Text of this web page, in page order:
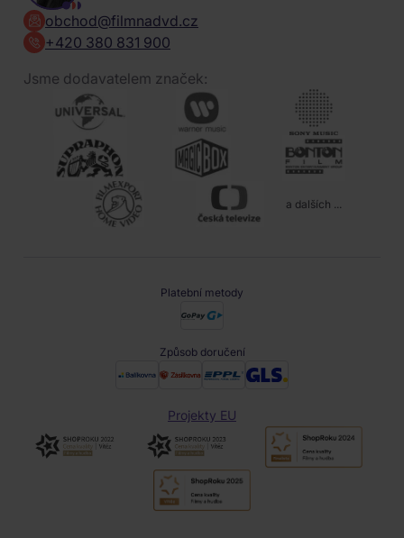
obchod@filmnadvd.cz
+420 380 831 900
Jsme dodavatelem značek:
a dalších ...
Platební metody
Způsob doručení
Projekty EU